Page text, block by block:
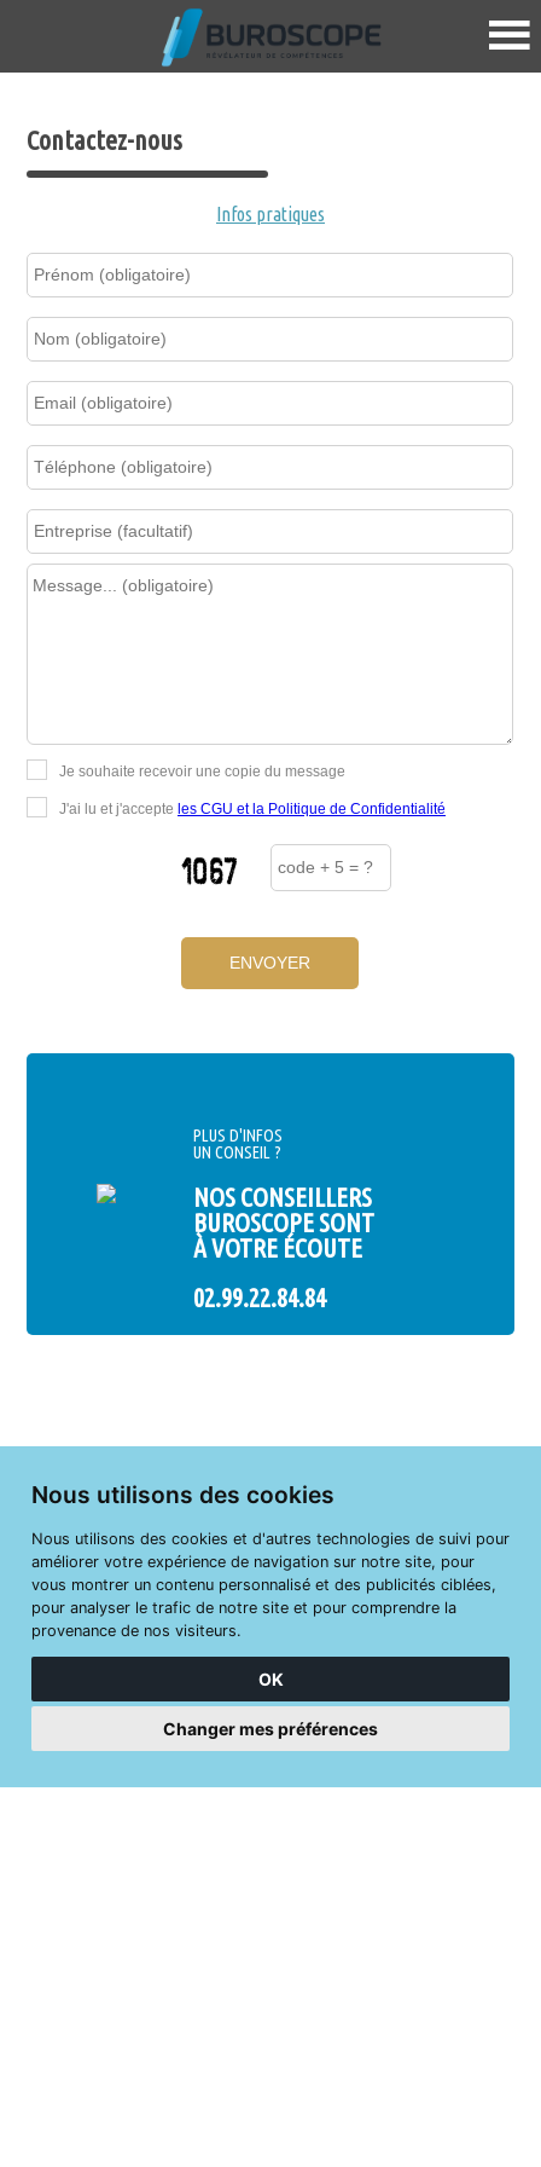
Nous utilisons des cookies
Nous utilisons des cookies et d'autres technologies de suivi pour
améliorer votre expérience de navigation sur notre site, pour
vous montrer un contenu personnalisé et des publicités ciblées,
pour analyser le trafic de notre site et pour comprendre la
provenance de nos visiteurs.
OK
Changer mes préférences
Contactez-nous
Infos pratiques
PLUS D'INFOS
UN CONSEIL ?
NOS CONSEILLERS
BUROSCOPE SONT
À VOTRE ÉCOUTE
02.99.22.84.84